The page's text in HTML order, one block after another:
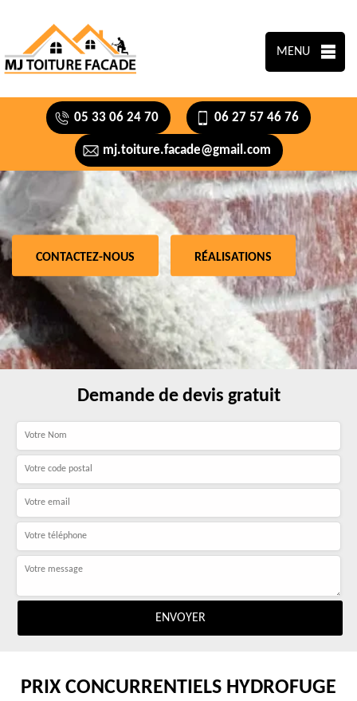
MENU
05 33 06 24 70 06 27 57 46 76
mj.toiture.facade@gmail.com
CONTACTEZ-NOUS RÉALISATIONS
Demande de devis gratuit
PRIX CONCURRENTIELS HYDROFUGE